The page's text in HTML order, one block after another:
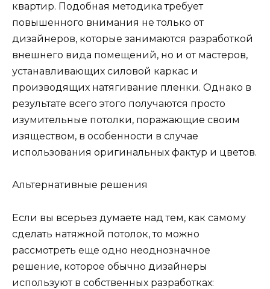
квартир. Подобная методика требует
повышенного внимания не только от
дизайнеров, которые занимаются разработкой
внешнего вида помещений, но и от мастеров,
устанавливающих силовой каркас и
производящих натягивание пленки. Однако в
результате всего этого получаются просто
изумительные потолки, поражающие своим
изяществом, в особенности в случае
использования оригинальных фактур и цветов.
Альтернативные решения
Если вы всерьез думаете над тем, как самому
сделать натяжной потолок, то можно
рассмотреть еще одно неоднозначное
решение, которое обычно дизайнеры
используют в собственных разработках: